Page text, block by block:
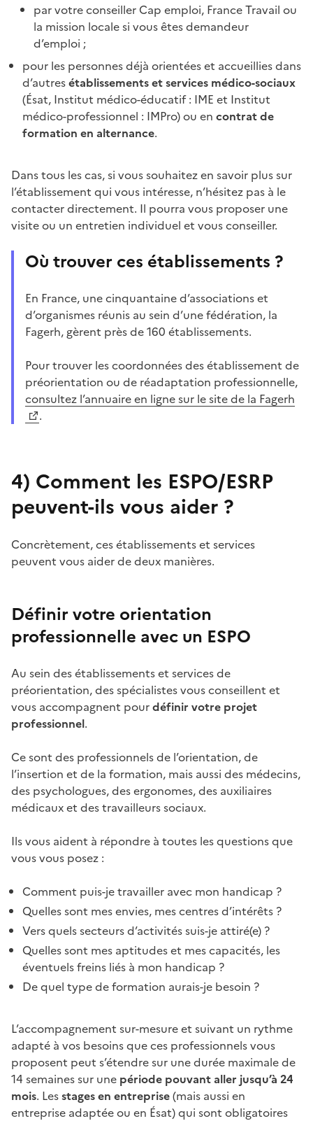
par votre conseiller Cap emploi, France Travail ou
la mission locale si vous êtes demandeur
d’emploi ;
pour les personnes déjà orientées et accueillies dans
d’autresétablissements et services médico-sociaux
(Ésat, Institut médico-éducatif : IME et Institut
médico-professionnel : IMPro) ou en contrat de
formation en alternance.
Dans tous les cas, si vous souhaitez en savoir plus sur
l’établissement qui vous intéresse, n’hésitez pas à le
contacter directement. Il pourra vous proposer une
visite ou un entretien individuel et vous conseiller.
Où trouver ces établissements ?
En France, une cinquantaine d’associations et
d’organismes réunis au sein d’une fédération, la
Fagerh, gèrent près de 160 établissements.
Pour trouver les coordonnées desétablissement de
préorientation ou de réadaptation professionnelle,
consultez l’annuaire en ligne sur le site de la Fagerh
.
4) Comment les ESPO/ESRP
peuvent-ils vous aider ?
Concrètement, ces établissements et services
peuvent vous aider de deux manières.
Définir votre orientation
professionnelle avec un ESPO
Au sein des établissements et services de
préorientation, des spécialistes vous conseillent et
vous accompagnent pourdéfinir votre projet
professionnel.
Ce sont des professionnels de l’orientation, de
l’insertion et de la formation, mais aussi des médecins,
des psychologues, des ergonomes, des auxiliaires
médicaux et des travailleurs sociaux.
Ils vous aident à répondre à toutes les questions que
vous vous posez :
Comment puis-je travailler avec mon handicap ?
Quelles sont mes envies, mes centres d’intérêts ?
Vers quels secteurs d’activités suis-je attiré(e) ?
Quelles sont mes aptitudes et mes capacités, les
éventuels freins liés à mon handicap ?
De quel type de formation aurais-je besoin ?
L’accompagnement sur-mesure et suivant un rythme
adapté à vos besoins que ces professionnels vous
proposent peut s’étendre sur une durée maximale de
14 semaines sur une période pouvant aller jusqu’à 24
mois. Lesstages en entreprise(mais aussi en
entreprise adaptée ou en Ésat) qui sont obligatoires